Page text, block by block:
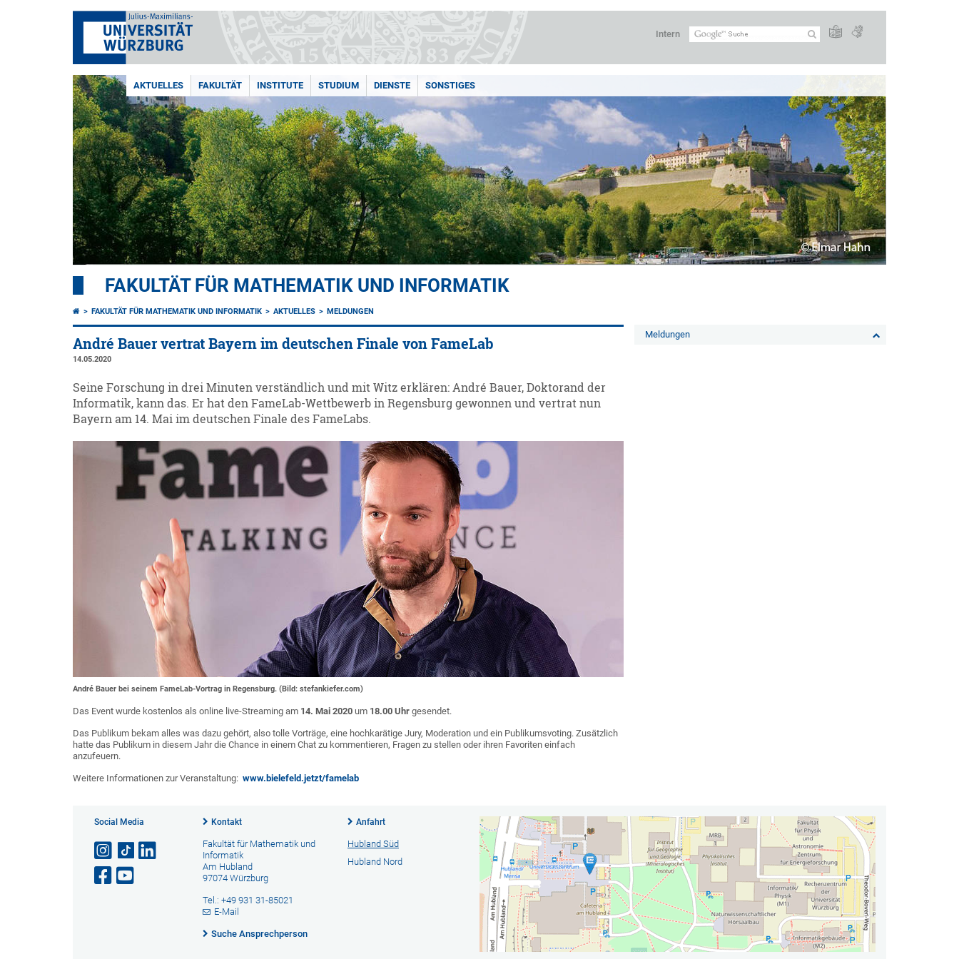
Intern
AKTUELLES FAKULTÄT INSTITUTE STUDIUM DIENSTE SONSTIGES
FAKULTÄT FÜR MATHEMATIK UND INFORMATIK
FAKULTÄT FÜR MATHEMATIK UND INFORMATIK AKTUELLES MELDUNGEN
André Bauer vertrat Bayern im deutschen Finale von FameLab
14.05.2020
Seine Forschung in drei Minuten verständlich und mit Witz erklären: André Bauer, Doktorand der
Informatik, kann das. Er hat den FameLab-Wettbewerb in Regensburg gewonnen und vertrat nun
Bayern am 14. Mai im deutschen Finale des FameLabs.
André Bauer bei seinem FameLab-Vortrag in Regensburg. (Bild: stefankiefer.com)
Das Event wurde kostenlos als online live-Streaming am 14. Mai 2020 um 18.00 Uhr gesendet.
Das Publikum bekam alles was dazu gehört, also tolle Vorträge, eine hochkarätige Jury, Moderation und ein Publikumsvoting. Zusätzlich
hatte das Publikum in diesem Jahr die Chance in einem Chat zu kommentieren, Fragen zu stellen oder ihren Favoriten einfach
anzufeuern.
Weitere Informationen zur Veranstaltung: www.bielefeld.jetzt/famelab
Meldungen
Social Media Kontakt
Fakultät für Mathematik und
Informatik
Am Hubland
97074 Würzburg
Tel.: +49 931 31-85021
E-Mail
Suche Ansprechperson
Anfahrt
Hubland Süd
Hubland Nord